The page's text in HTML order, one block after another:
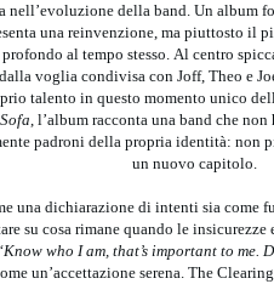
nell’evoluzione della band. Un album
una reinvenzione, ma piuttosto il
al tempo stesso. Al centro
voglia condivisa con Joff, Theo e
talento in questo momento unico
, l’album racconta una band che
padroni della propria identità: non
un nuovo capitolo.
una dichiarazione di intenti sia come
su cosa rimane quando le
who I am, that’s important to me.
un’accettazione serena. The